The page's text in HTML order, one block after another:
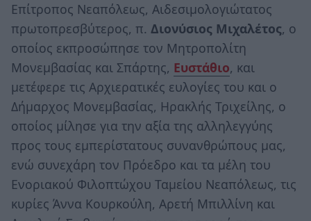
Επίτροπος Νεαπόλεως, Αιδεσιμολογιώτατος
πρωτοπρεσβύτερος, π. Διονύσιος Μιχαλέτος, ο
οποίος εκπροσώπησε τον Μητροπολίτη
Μονεμβασίας και Σπάρτης, Ευστάθιο, και
μετέφερε τις Αρχιερατικές ευλογίες του και ο
Δήμαρχος Μονεμβασίας, Ηρακλής Τριχείλης, ο
οποίος μίλησε για την αξία της αλληλεγγύης
προς τους εμπερίστατους συνανθρώπους μας,
ενώ συνεχάρη τον Πρόεδρο και τα μέλη του
Ενοριακού Φιλοπτώχου Ταμείου Νεαπόλεως, τις
κυρίες Άννα Κουρκούλη, Αρετή Μπιλλίνη και